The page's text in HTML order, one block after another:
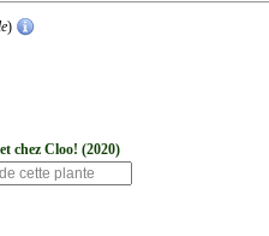
)
chez Cloo! (2020)